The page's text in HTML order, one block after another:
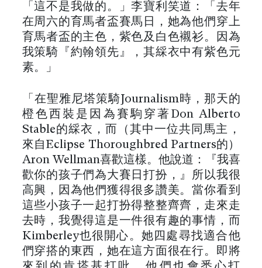
「這不是我做的。」李寶利笑道：「去年
在周六的育馬者盃賽馬日，她為他們穿上
育馬者盃的主色，紫色及白色襯衫。因為
我策騎『約翰領先』，其綵衣中有紫色元
素。」
「在聖雅尼塔策騎Journalism時，那天的
橙色西裝是因為賽駒穿著Don Alberto
Stable的綵衣，而（其中一位共同馬主，
來自Eclipse Thoroughbred Partners的）
Aron Wellman喜歡這樣。他說道：『我喜
歡你的孩子們為大賽日打扮，』所以我很
高興，因為他們獲得很多讚美。當你看到
這些小孩子一起打扮得整整齊齊，走來走
去時，我覺得這是一件很有趣的事情，而
Kimberley也很開心。她四處尋找適合他
們穿搭的東西，她在這方面很在行。即將